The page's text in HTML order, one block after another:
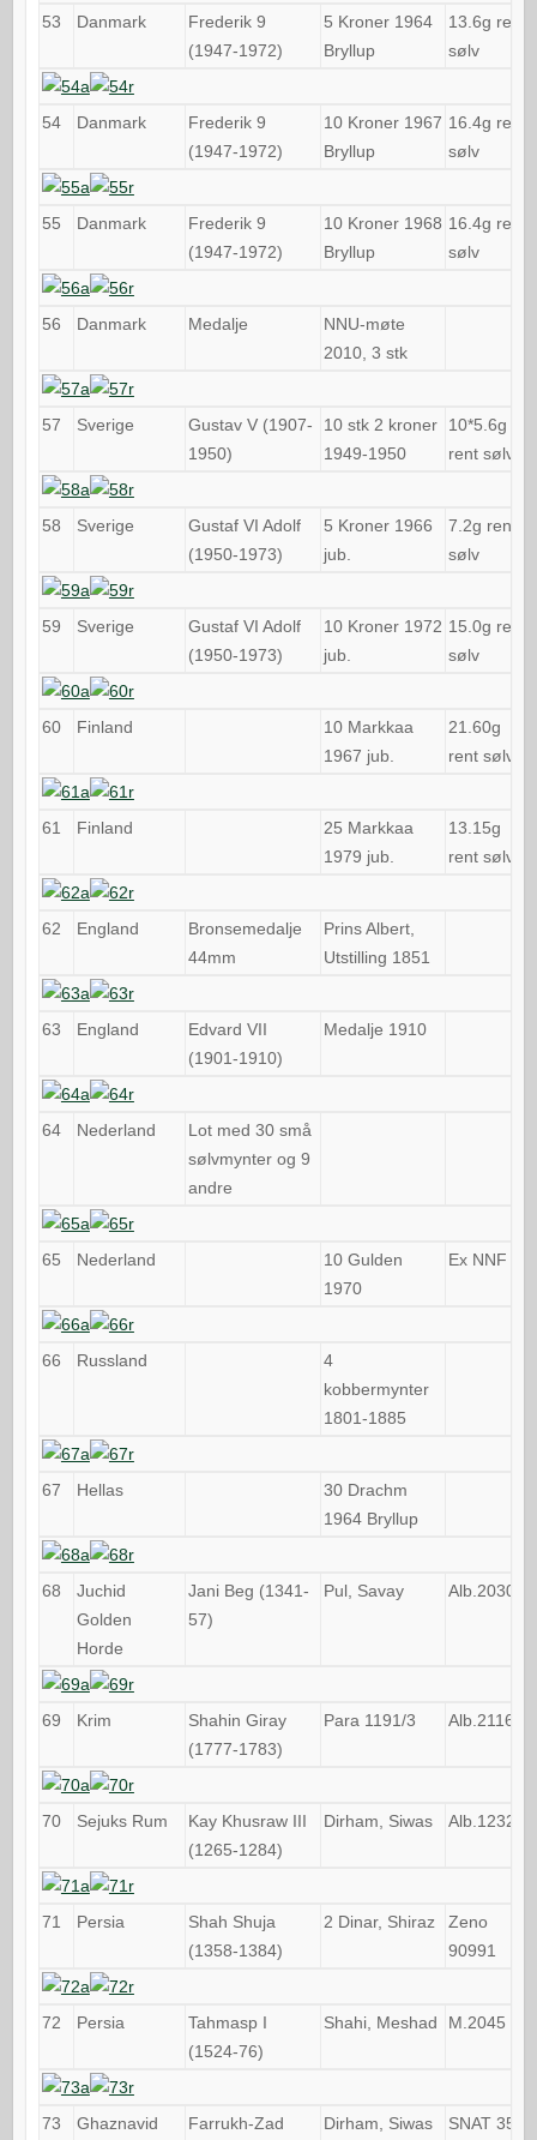
53 Danmark
Frederik 9
(1947-1972)
5 Kroner 1964
Bryllup
13.6g rent
sølv
54 Danmark
Frederik 9
(1947-1972)
10 Kroner 1967
Bryllup
16.4g rent
sølv
55 Danmark
Frederik 9
(1947-1972)
10 Kroner 1968
Bryllup
16.4g rent
sølv
56 Danmark Medalje
NNU-møte
2010, 3 stk
57 Sverige
Gustav V (1907-
1950)
10 stk 2 kroner
1949-1950
10*5.6g
rent sølv
58 Sverige
Gustaf VI Adolf
(1950-1973)
5 Kroner 1966
jub.
7.2g rent
sølv
59 Sverige
Gustaf VI Adolf
(1950-1973)
10 Kroner 1972
jub.
15.0g rent
sølv
60 Finland
10 Markkaa
1967 jub.
21.60g
rent sølv
61 Finland
25 Markkaa
1979 jub.
13.15g
rent sølv
62 England
Bronsemedalje
44mm
Prins Albert,
Utstilling 1851
63 England
Edvard VII
(1901-1910)
Medalje 1910
64 Nederland
Lot med 30 små
sølvmynter og 9
andre
65 Nederland
10 Gulden
1970
Ex NNF
66 Russland
4
kobbermynter
1801-1885
67 Hellas
30 Drachm
1964 Bryllup
68
Juchid
Golden
Horde
Jani Beg (1341-
57)
Pul, Savay Alb.2030.1
69 Krim
Shahin Giray
(1777-1783)
Para 1191/3 Alb.2116
70 Sejuks Rum
Kay Khusraw III
(1265-1284)
Dirham, Siwas Alb.1232
71 Persia
Shah Shuja
(1358-1384)
2 Dinar, Shiraz
Zeno
90991
72 Persia
Tahmasp I
(1524-76)
Shahi, Meshad M.2045
73 Ghaznavid
Farrukh-Zad
Dirham, Siwas SNAT 359